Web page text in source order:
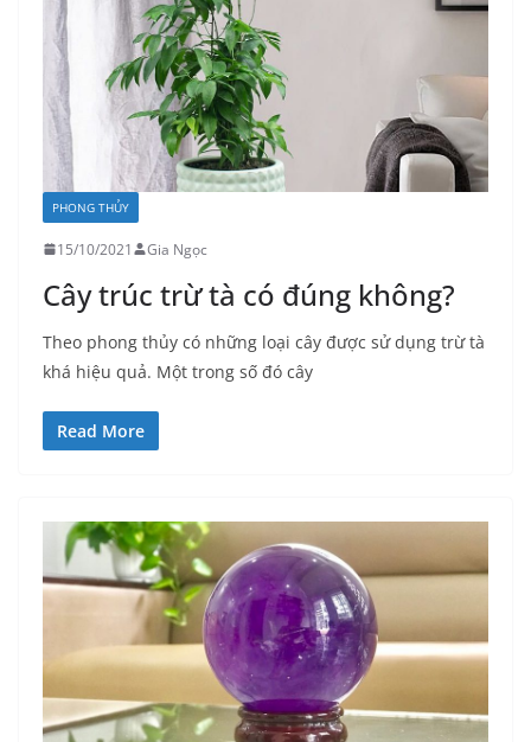
PHONG THỦY
15/10/2021 Gia Ngọc
Cây trúc trừ tà có đúng không?
Theo phong thủy có những loại cây được sử dụng trừ tà
khá hiệu quả. Một trong số đó cây
Read More